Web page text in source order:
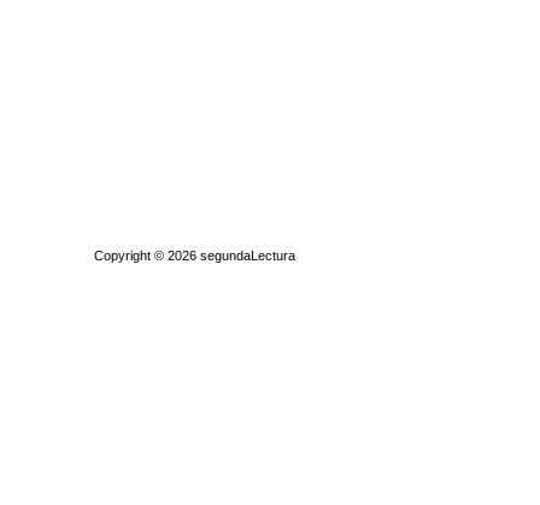
Copyright © 2026 segundaLectura